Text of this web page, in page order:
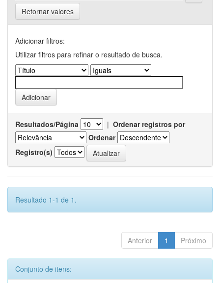
Retornar valores
Adicionar filtros:
Utilizar filtros para refinar o resultado de busca.
Resultados/Página | Ordenar registros por
Ordenar
Registro(s)
Resultado 1-1 de 1.
Anterior 1 Próximo
Conjunto de itens: